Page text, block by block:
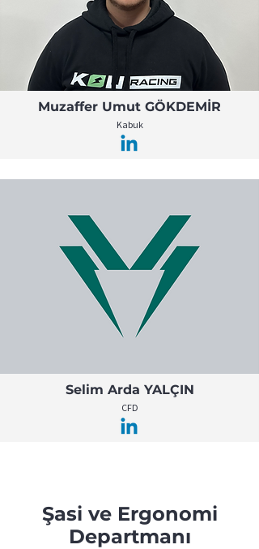
Muzaffer Umut GÖKDEMİR
Kabuk
Selim Arda YALÇIN
CFD
Şasi ve Ergonomi
Departmanı